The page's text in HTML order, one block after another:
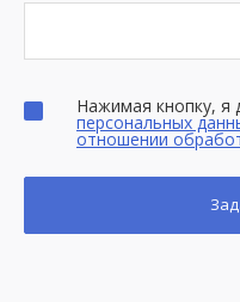
Нажимая кнопку, я
персональных
отношении